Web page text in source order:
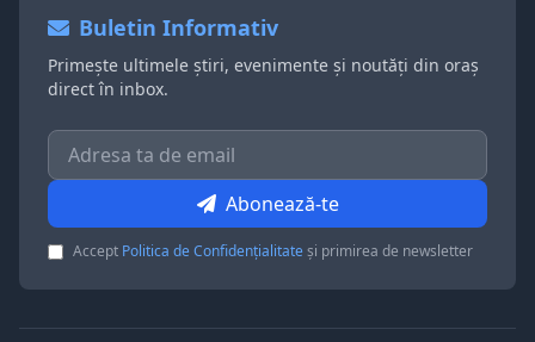
Buletin Informativ
Primește ultimele știri, evenimente și noutăți din oraș
direct în inbox.
Abonează-te
Accept Politica de Confidențialitateși primirea de newsletter